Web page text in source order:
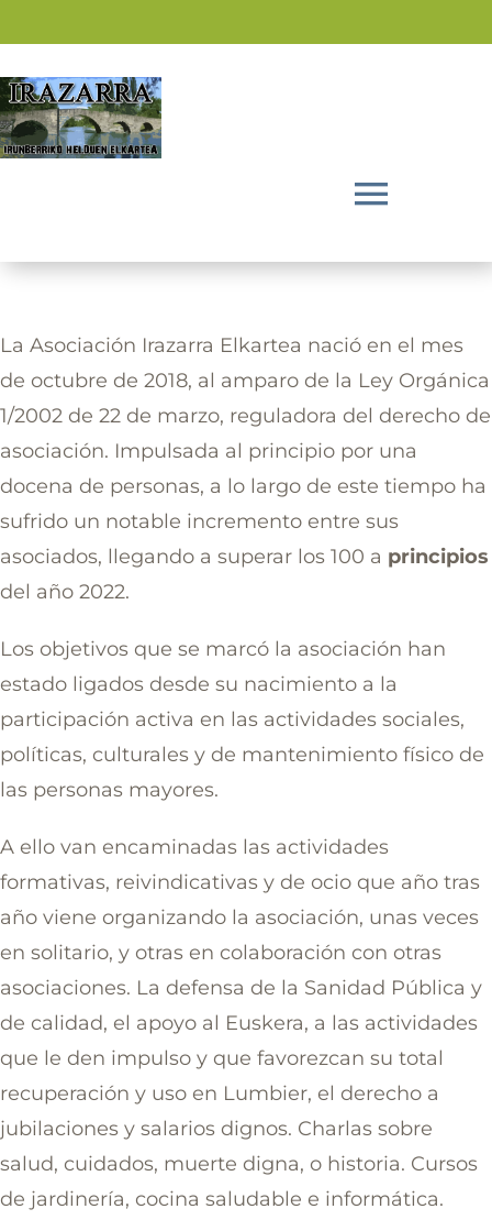
al
contenido
La Asociación
Actividades
Noticias
Galería
Contacto
La Asociación Irazarra Elkartea nació en el mes
de octubre de 2018, al amparo de la Ley Orgánica
1/2002 de 22 de marzo, reguladora del derecho de
asociación. Impulsada al principio por una
docena de personas, a lo largo de este tiempo ha
sufrido un notable incremento entre sus
asociados, llegando a superar los 100 a principios
del año 2022.
Los objetivos que se marcó la asociación han
estado ligados desde su nacimiento a la
participación activa en las actividades sociales,
políticas, culturales y de mantenimiento físico de
las personas mayores.
A ello van encaminadas las actividades
formativas, reivindicativas y de ocio que año tras
año viene organizando la asociación, unas veces
en solitario, y otras en colaboración con otras
asociaciones. La defensa de la Sanidad Pública y
de calidad, el apoyo al Euskera, a las actividades
que le den impulso y que favorezcan su total
recuperación y uso en Lumbier, el derecho a
jubilaciones y salarios dignos. Charlas sobre
salud, cuidados, muerte digna, o historia. Cursos
de jardinería, cocina saludable e informática.